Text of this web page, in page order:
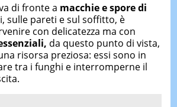
di fronte a macchie e spore di
sulle pareti e sul soffitto, è
con delicatezza ma con
da questo punto di vista,
risorsa preziosa: essi sono in
tra i funghi e interromperne il